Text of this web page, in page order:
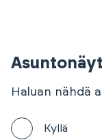
Haluan nähdä
Kyllä